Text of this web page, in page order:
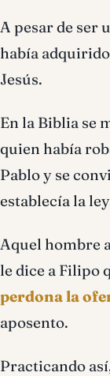
A pesar de ser
había
Jesús.
En la Biblia se
quien había
Pablo y se
establecía la
Aquel hombre
le dice a Filipo
perdona la
aposento.
Practicando